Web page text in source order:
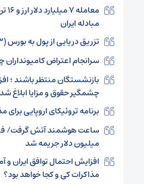
مبادله ایران
تزریق دریایی از پول به بورس (۳ اردیبهشت)
سرانجام اعتراض
بازنشستگان منتظر باشند ؛
چشمگیر حقوق و مزایا ابلاغ شد
برنامه تروئیکای اروپایی برای
میلیون دلار جریمه شد
افزایش احتمال توافق ایران و
مذاکرات کی و کجا خواهد بود؟